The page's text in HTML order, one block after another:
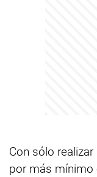
Con sólo
por más mínimo